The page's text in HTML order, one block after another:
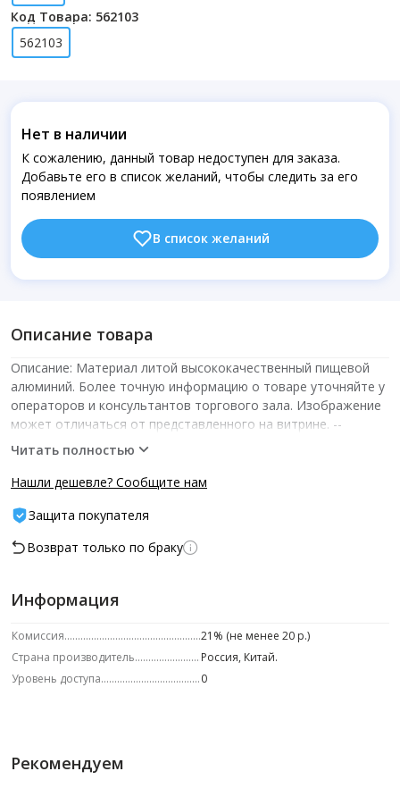
Код Товара: 562103
562103
Нет в наличии
К сожалению, данный товар недоступен для заказа.
Добавьте его в список желаний, чтобы следить за его
появлением
В список желаний
Описание товара
Описание: Материал литой высококачественный пищевой
алюминий. Более точную информацию о товаре уточняйте у
операторов и консультантов торгового зала. Изображение
может отличаться от представленного на витрине.­ --
Характеристики -- ед.изм.: шт шт/уп: 1
Читать полностью
Нашли дешевле? Сообщите нам
Защита покупателя
Возврат только по браку
Информация
Комиссия
21% (не менее 20 р.)
Страна производитель
Россия, Китай.
Уровень доступа
0
Рекомендуем